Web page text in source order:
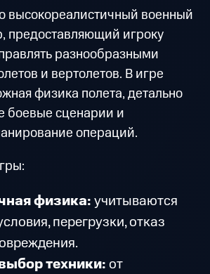
высокореалистичный военный
предоставляющий игроку
разнообразными
и вертолетов. В игре
физика полета, детально
боевые сценарии и
операций.
физика:учитываются
перегрузки, отказ
техники:от